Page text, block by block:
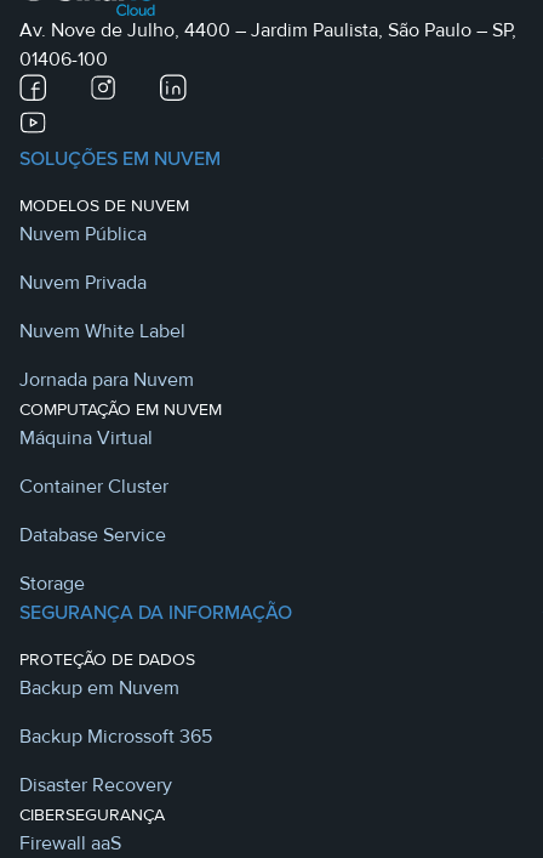
Av. Nove de Julho, 4400 – Jardim Paulista, São Paulo – SP,
01406-100
SOLUÇÕES EM NUVEM
MODELOS DE NUVEM
Nuvem Pública
Nuvem Privada
Nuvem White Label
Jornada para Nuvem
COMPUTAÇÃO EM NUVEM
Máquina Virtual
Container Cluster
Database Service
Storage
SEGURANÇA DA INFORMAÇÃO
PROTEÇÃO DE DADOS
Backup em Nuvem
Backup Microssoft 365
Disaster Recovery
CIBERSEGURANÇA
Firewall aaS